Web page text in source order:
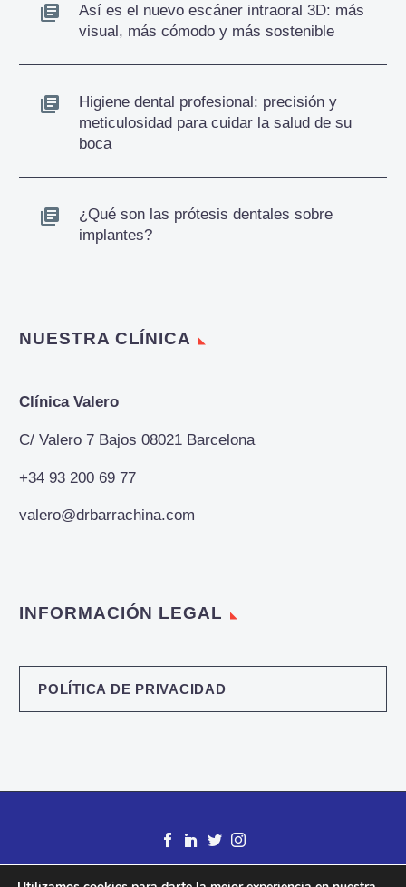
Así es el nuevo escáner intraoral 3D: más
visual, más cómodo y más sostenible
Higiene dental profesional: precisión y
meticulosidad para cuidar la salud de su
boca
¿Qué son las prótesis dentales sobre
implantes?
NUESTRA CLÍNICA
Clínica Valero
C/ Valero 7 Bajos 08021 Barcelona
+34 93 200 69 77
valero@drbarrachina.com
INFORMACIÓN LEGAL
POLÍTICA DE PRIVACIDAD